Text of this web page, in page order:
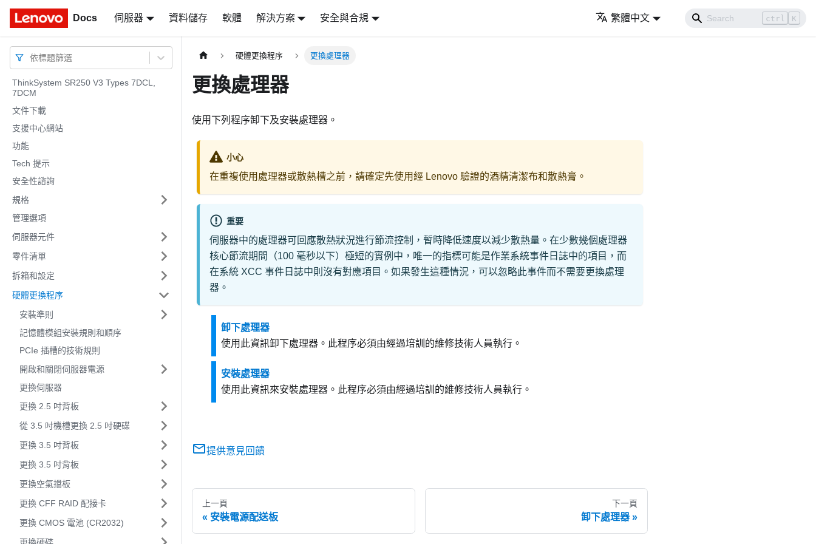
Docs 伺服器 資料儲存 軟體 解決方案 安全與合規 繁體中文 ctrl K
Docs
依標題篩選
ThinkSystem SR250 V3 Types 7DCL,
7DCM
文件下載
支援中心網站
功能
Tech 提示
安全性諮詢
規格
管理選項
伺服器元件
零件清單
拆箱和設定
硬體更換程序
安裝準則
記憶體模組安裝規則和順序
PCIe 插槽的技術規則
開啟和關閉伺服器電源
更換伺服器
更換 2.5 吋背板
從 3.5 吋機槽更換 2.5 吋硬碟
更換 3.5 吋背板
更換 3.5 吋背板
更換空氣擋板
更換 CFF RAID 配接卡
更換 CMOS 電池 (CR2032)
更換硬碟
硬體更換程序 更換處理器
更換處理器
使用下列程序卸下及安裝處理器。
小心
在重複使用處理器或散熱槽之前，請確定先使用經 Lenovo 驗證的酒精清潔布和散熱膏。
重要
伺服器中的處理器可回應散熱狀況進行節流控制，暫時降低速度以減少散熱量。在少數幾個處理器
核心節流期間（100 毫秒以下）極短的實例中，唯一的指標可能是作業系統事件日誌中的項目，而
在系統 XCC 事件日誌中則沒有對應項目。如果發生這種情況，可以忽略此事件而不需要更換處理
器。
卸下處理器
使用此資訊卸下處理器。此程序必須由經過培訓的維修技術人員執行。
安裝處理器
使用此資訊來安裝處理器。此程序必須由經過培訓的維修技術人員執行。
提供意見回饋
上一頁
安裝電源配送板
下一頁
卸下處理器